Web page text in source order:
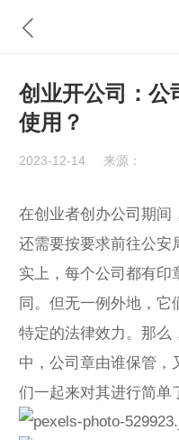
创业开公司：公
使用？
2023-12-14 来源：
在创业者创办公司期间
还需要按要求前往公安
实上，每个公司都有印
同。但无一例外地，
特定的法律效力。那么
中，公司章由谁保管，
们一起来对其进行简